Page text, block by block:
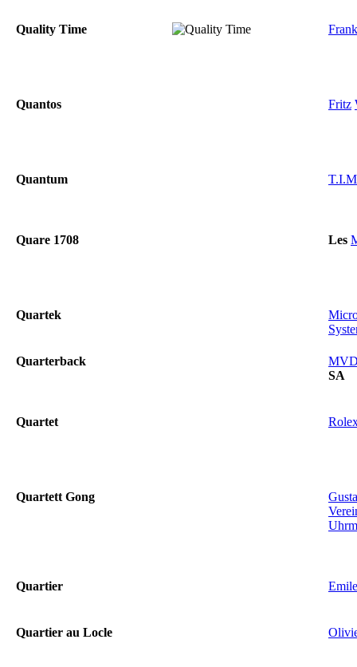
Quality Time Frank
Quantos Fritz
Quantum
Quare 1708 Les
Quartek
Quarterback
SA
Quartet
Quartett Gong
Quartier Emile
Quartier au Locle